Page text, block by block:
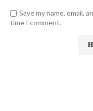
Save my name, email,
time I comment.